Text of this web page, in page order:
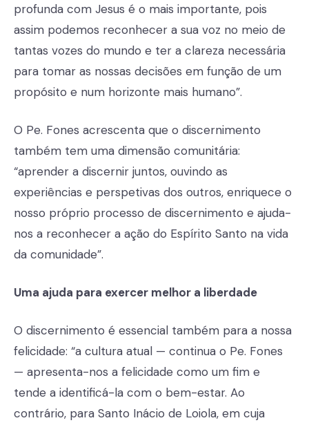
profunda com Jesus é o mais importante, pois
assim podemos reconhecer a sua voz no meio de
tantas vozes do mundo e ter a clareza necessária
para tomar as nossas decisões em função de um
propósito e num horizonte mais humano”.
O Pe. Fones acrescenta que o discernimento
também tem uma dimensão comunitária:
“aprender a discernir juntos, ouvindo as
experiências e perspetivas dos outros, enriquece o
nosso próprio processo de discernimento e ajuda-
nos a reconhecer a ação do Espírito Santo na vida
da comunidade”.
Uma ajuda para exercer melhor a liberdade
O discernimento é essencial também para a nossa
felicidade: “a cultura atual — continua o Pe. Fones
— apresenta-nos a felicidade como um fim e
tende a identificá-la com o bem-estar. Ao
contrário, para Santo Inácio de Loiola, em cuja